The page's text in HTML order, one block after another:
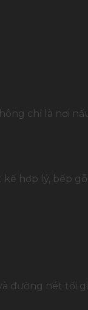
chỉ là nơi
hợp lý, bếp
đường nét tối